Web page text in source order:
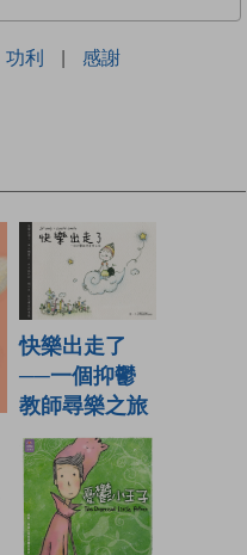
功利 | 感謝
快樂出走了
──一個抑鬱
教師尋樂之旅